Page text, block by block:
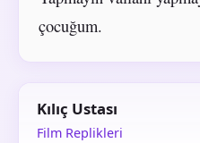
çocuğum.
Kılıç Ustası
Film Replikleri